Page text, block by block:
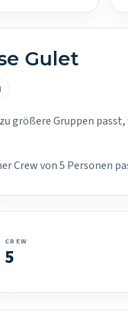
Gulet
größere Gruppen
Crew von 5 Personen
CREW
5